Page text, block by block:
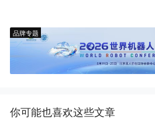
品牌专题
你可能也喜欢这些文章